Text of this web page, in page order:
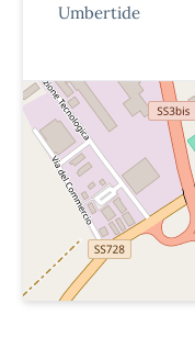
Umbertide